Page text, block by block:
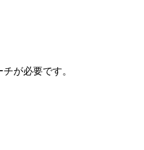
が必要です。